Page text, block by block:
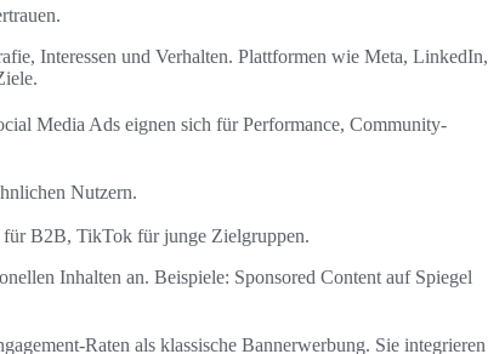
Interessen und Verhalten. Plattformen wie Meta, LinkedIn,
Media Ads eignen sich für Performance, Community-
Nutzern.
B2B, TikTok für junge Zielgruppen.
Inhalten an. Beispiele: Sponsored Content auf Spiegel
Raten als klassische Bannerwerbung. Sie integrieren